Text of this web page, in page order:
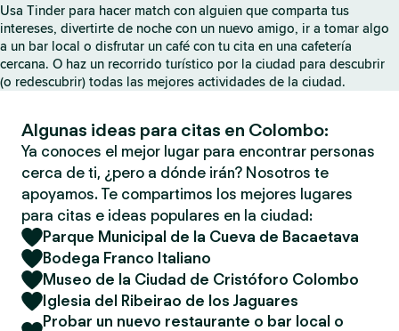
Usa Tinder para hacer match con alguien que comparta tus
intereses, divertirte de noche con un nuevo amigo, ir a tomar algo
a un bar local o disfrutar un café con tu cita en una cafetería
cercana. O haz un recorrido turístico por la ciudad para descubrir
(o redescubrir) todas las mejores actividades de la ciudad.
Algunas ideas para citas en Colombo:
Ya conoces el mejor lugar para encontrar personas
cerca de ti, ¿pero a dónde irán? Nosotros te
apoyamos. Te compartimos los mejores lugares
para citas e ideas populares en la ciudad:
Parque Municipal de la Cueva de Bacaetava
Bodega Franco Italiano
Museo de la Ciudad de Cristóforo Colombo
Iglesia del Ribeirao de los Jaguares
Probar un nuevo restaurante o bar local o